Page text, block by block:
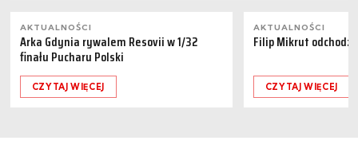
AKTUALNOŚCI
Arka Gdynia rywalem Resovii w 1/32
finału Pucharu Polski
CZYTAJ WIĘCEJ
AKTUALNOŚCI
Filip Mikrut
CZYTAJ WIĘCEJ